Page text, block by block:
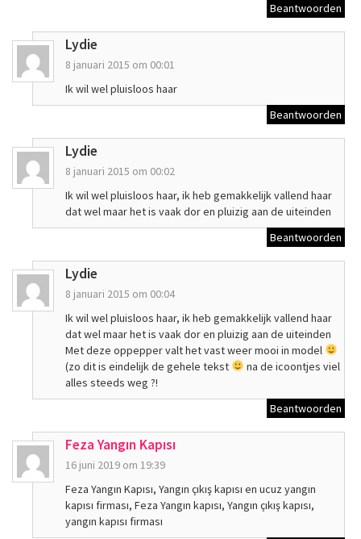
Beantwoorden
Lydie
8 januari 2015 om 00:01
Ik wil wel pluisloos haar
Beantwoorden
Lydie
8 januari 2015 om 00:02
Ik wil wel pluisloos haar, ik heb gemakkelijk vallend haar
dat wel maar het is vaak dor en pluizig aan de uiteinden
Beantwoorden
Lydie
8 januari 2015 om 00:04
Ik wil wel pluisloos haar, ik heb gemakkelijk vallend haar
dat wel maar het is vaak dor en pluizig aan de uiteinden
Met deze oppepper valt het vast weer mooi in model
(zo dit is eindelijk de gehele tekst
na de icoontjes viel
alles steeds weg ?!
Beantwoorden
Feza Yangın Kapısı
16 juni 2019 om 19:39
Feza Yangın Kapısı, Yangın çıkış kapısı en ucuz yangın
kapısı firması, Feza Yangın kapısı, Yangın çıkış kapısı,
yangın kapısı firması